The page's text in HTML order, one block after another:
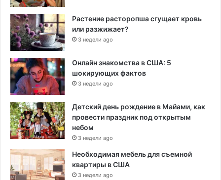
Растение расторопша сгущает кровь
или разжижает?
3 недели ago
Онлайн знакомства в США: 5
шокирующих фактов
3 недели ago
Детский день рождение в Майами, как
провести праздник под открытым
небом
3 недели ago
Необходимая мебель для съемной
квартиры в США
3 недели ago